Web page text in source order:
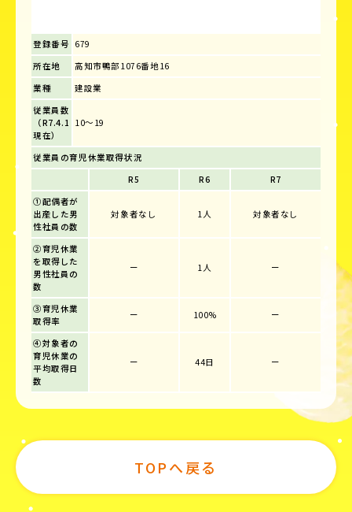
登録番号 679
所在地
高知市鴨部1076番地16
業種
建設業
従業員数
（R7.4.1
現在）
10～19
従業員の育児休業取得状況
R5
R6
R7
①配偶者が
出産した男
性社員の数
対象者なし 1人 対象者なし
②育児休業
を取得した
男性社員の
数
ー 1人 ー
③育児休業
取得率
ー 100% ー
④対象者の
育児休業の
平均取得日
数
ー 44日 ー
TOPへ戻る